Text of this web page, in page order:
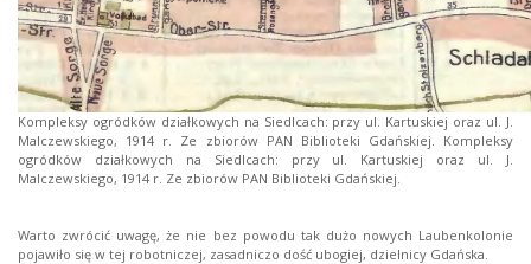
Kompleksy ogródków działkowych na Siedlcach: przy ul. Kartuskiej oraz ul. J.
Malczewskiego, 1914 r. Ze zbiorów PAN Biblioteki Gdańskiej. Kompleksy
ogródków działkowych na Siedlcach: przy ul. Kartuskiej oraz ul. J.
Malczewskiego, 1914 r. Ze zbiorów PAN Biblioteki Gdańskiej.
Warto zwrócić uwagę, że nie bez powodu tak dużo nowych Laubenkolonie
pojawiło się w tej robotniczej, zasadniczo dość ubogiej, dzielnicy Gdańska.